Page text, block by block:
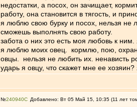
недостатки, а посох, он зачищает,
работу, она становится в тягость, и
я люблю свою бурку и посох, нельзя не
сможешь выполнять свою работу.
забота о них это есть моя любовь к
я люблю моих овец. кормлю, пою,
овцы. нельзя не любить их. ненависть
ударь я овцу, что скажет мне ее
№240940 Добавлено: Вт 05 Май 15, 10:35 (11 лет